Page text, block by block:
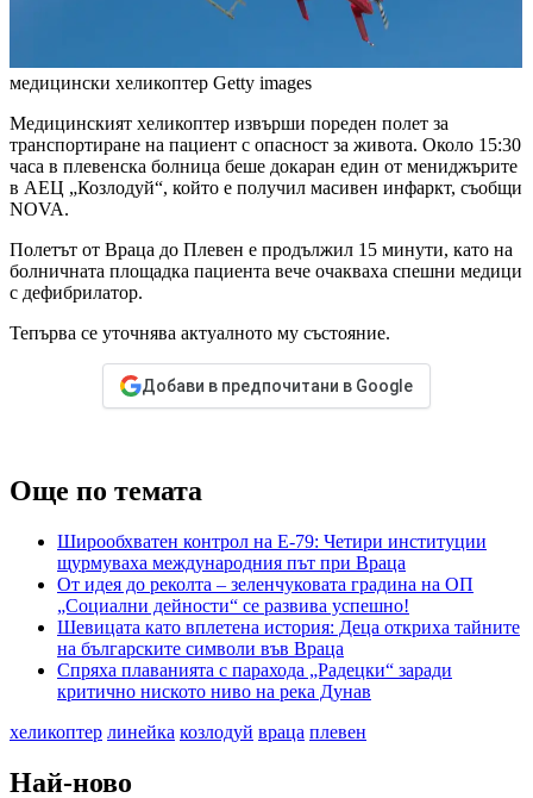
медицински хеликоптер Getty images
Медицинският хеликоптер извърши пореден полет за
транспортиране на пациент с опасност за живота. Около 15:30
часа в плевенска болница беше докаран един от мениджърите
в АЕЦ „Козлодуй“, който е получил масивен инфаркт, съобщи
NOVA.
Полетът от Враца до Плевен е продължил 15 минути, като на
болничната площадка пациента вече очакваха спешни медици
с дефибрилатор.
Тепърва се уточнява актуалното му състояние.
Добави в предпочитани в Google
Още по темата
Широобхватен контрол на Е-79: Четири институции
щурмуваха международния път при Враца
От идея до реколта – зеленчуковата градина на ОП
„Социални дейности“ се развива успешно!
Шевицата като вплетена история: Деца откриха тайните
на българските символи във Враца
Спряха плаванията с парахода „Радецки“ заради
критично ниското ниво на река Дунав
хеликоптер линейка козлодуй враца плевен
Най-ново